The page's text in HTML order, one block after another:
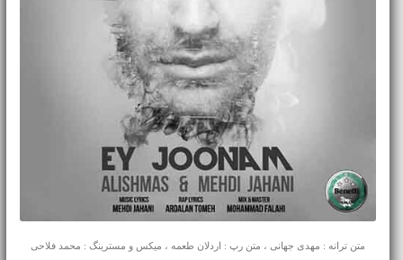
متن ترانه : مهدی جهانی ، متن رپ : اردلان طعمه ، میکس و مسترینگ : محمد فلاحی